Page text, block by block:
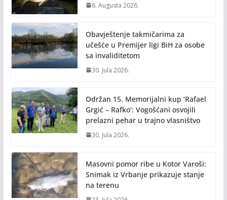
6. Augusta 2026.
Obavještenje takmičarima za
učešće u Premijer ligi BiH za osobe
sa invaliditetom
30. Jula 2026.
Održan 15. Memorijalni kup ‘Rafael
Grgić – Rafko’: Vogošćani osvojili
prelazni pehar u trajno vlasništvo
30. Jula 2026.
Masovni pomor ribe u Kotor Varoši:
Snimak iz Vrbanje prikazuje stanje
na terenu